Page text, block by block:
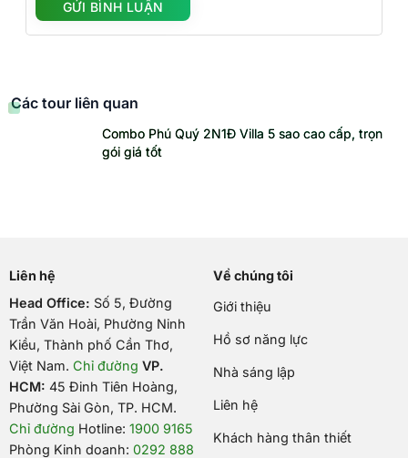
Các tour liên quan
Combo Phú Quý 2N1Đ Villa 5 sao cao cấp, trọn
gói giá tốt
Liên hệ
Head Office: Số 5, Đường
Trần Văn Hoài, Phường Ninh
Kiều, Thành phố Cần Thơ,
Việt Nam. Chỉ đường VP.
HCM: 45 Đinh Tiên Hoàng,
Phường Sài Gòn, TP. HCM.
Chỉ đường Hotline: 1900 9165
Phòng Kinh doanh: 0292 888
Về chúng tôi
Giới thiệu
Hồ sơ năng lực
Nhà sáng lập
Liên hệ
Khách hàng thân thiết